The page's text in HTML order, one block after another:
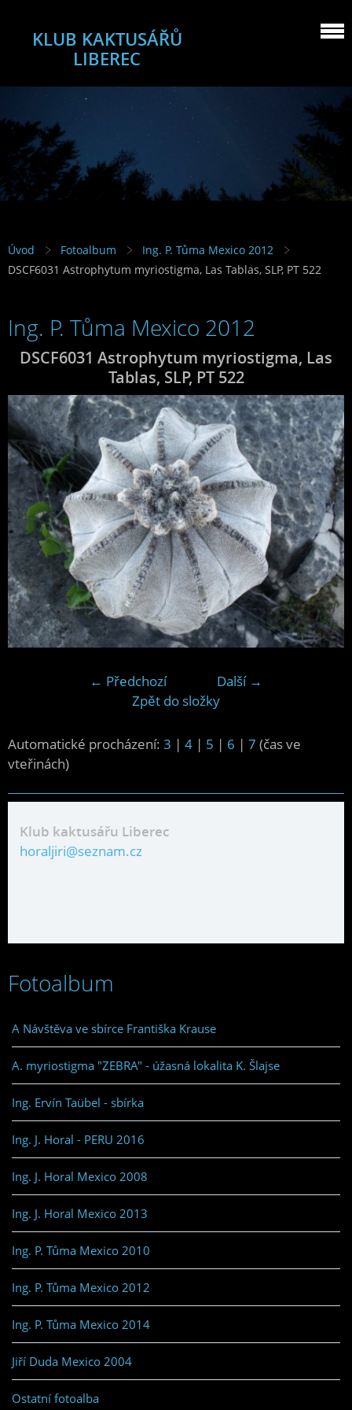
KLUB KAKTUSÁŘŮ
LIBEREC
Úvod Fotoalbum
Ing. P. Tůma Mexico 2012
DSCF6031 Astrophytum myriostigma, Las Tablas, SLP, PT 522
Ing. P. Tůma Mexico 2012
DSCF6031 Astrophytum myriostigma, Las
Tablas, SLP, PT 522
← Předchozí
Další →
Zpět do složky
Automatické procházení: 3 | 4 | 5 | 6 | 7 (čas ve
vteřinách)
Klub kaktusářu Liberec
horaljiri@seznam.cz
Fotoalbum
A Návštěva ve sbírce Františka Krause
A. myriostigma "ZEBRA" - úžasná lokalita K. Šlajse
Ing. Ervín Taübel - sbírka
Ing. J. Horal - PERU 2016
Ing. J. Horal Mexico 2008
Ing. J. Horal Mexico 2013
Ing. P. Tůma Mexico 2010
Ing. P. Tůma Mexico 2012
Ing. P. Tůma Mexico 2014
Jiří Duda Mexico 2004
Ostatní fotoalba